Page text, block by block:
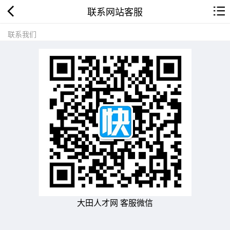
联系网站客服
联系我们
大田人才网 客服微信